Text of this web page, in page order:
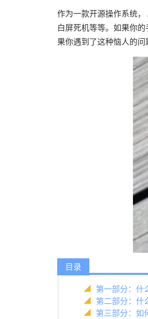
作为一款开源操作系统
白屏死机等等。如果你
果你遇到了这种恼人的
目录
第一部分：什
第二部分：什
第三部分：如